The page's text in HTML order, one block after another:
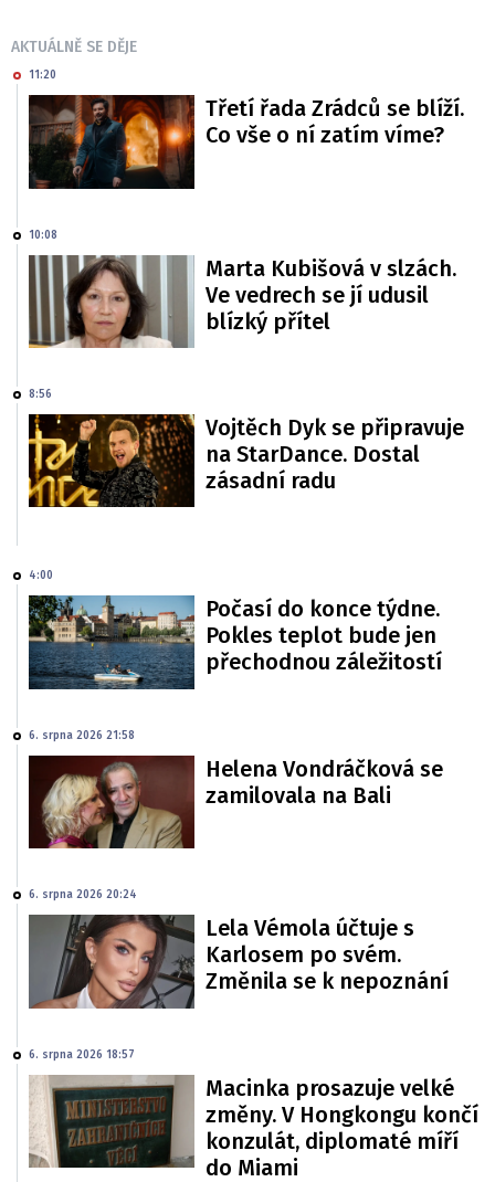
AKTUÁLNĚ SE DĚJE
11:20
Třetí řada Zrádců se blíží.
Co vše o ní zatím víme?
10:08
Marta Kubišová v slzách.
Ve vedrech se jí udusil
blízký přítel
8:56
Vojtěch Dyk se připravuje
na StarDance. Dostal
zásadní radu
4:00
Počasí do konce týdne.
Pokles teplot bude jen
přechodnou záležitostí
6. srpna 2026 21:58
Helena Vondráčková se
zamilovala na Bali
6. srpna 2026 20:24
Lela Vémola účtuje s
Karlosem po svém.
Změnila se k nepoznání
6. srpna 2026 18:57
Macinka prosazuje velké
změny. V Hongkongu končí
konzulát, diplomaté míří
do Miami